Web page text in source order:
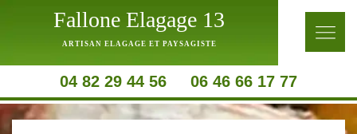
Fallone Elagage 13
ARTISAN ELAGAGE ET PAYSAGISTE
04 82 29 44 56 06 46 66 17 77